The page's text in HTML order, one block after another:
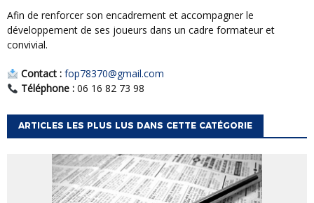
afin de renforcer son encadrement et accompagner le
développement de ses joueurs dans un cadre formateur et
convivial.
Contact : fop78370@gmail.com
Téléphone :06 16 82 73 98
ARTICLES LES PLUS LUS DANS CETTE CATÉGORIE